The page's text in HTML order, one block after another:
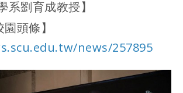
系劉育成教授】
頭條】
news/257895